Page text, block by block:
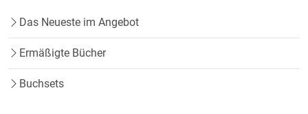
Das Neueste im Angebot
Ermäßigte Bücher
Buchsets